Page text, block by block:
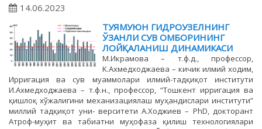
14.06.2023
ТУЯМУЮН ГИДРОУЗЕЛНИНГ
ЎЗАНЛИ СУВ ОМБОРИНИНГ
ЛОЙҚАЛАНИШ ДИНАМИКАСИ
M.Икрамова – т.ф.д., профессор,
K.Axмедходжаева – кичик илмий ходим,
Ирригация ва сув муаммолари илмий-тадқиқот институти
И.Aхмедходжаевa – т.ф.н., профессор, “Тошкент ирригация ва
қишлоқ хўжалигини механизациялаш муҳандислари институти”
миллий тадқиқот уни- верситети A.Xoджиев – PhD, докторант
Атроф-муҳит ва табиатни муҳофаза қилиш технологиялари